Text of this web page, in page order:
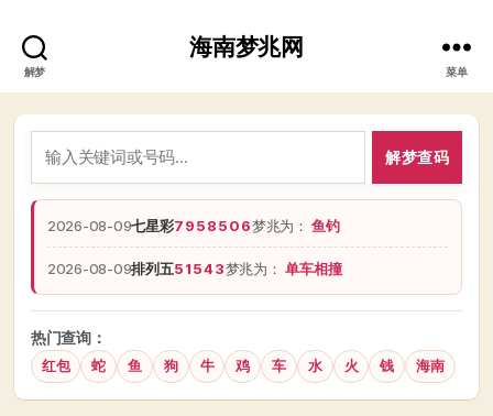
解梦
海南梦兆网
菜单
解梦查码
2026-08-09七星彩7958506梦兆为：鱼钓
2026-08-09排列五51543梦兆为：单车相撞
热门查询：
红包 蛇 鱼 狗 牛 鸡 车 水 火 钱 海南